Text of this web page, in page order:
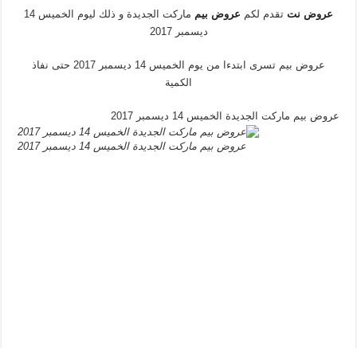
عروض نتتقدم لكم عروض بيم
ماركت الجديدة و ذلك ليوم الخميس 14
ديسمبر 2017
عروض بيم تسرى ابتدءا من يوم الخميس 14 ديسمبر 2017 حتى نفاذ
الكمية
عروض بيم ماركت الجديدة الخميس 14 ديسمبر 2017
عروض بيم ماركت الجديدة الخميس 14 ديسمبر 2017